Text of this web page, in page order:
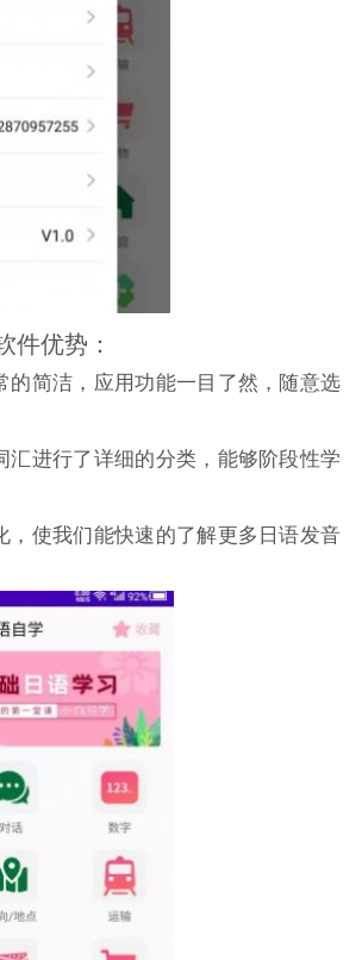
件优势：
的简洁，应用功能一目了然，随意选
汇进行了详细的分类，能够阶段性学
，使我们能快速的了解更多日语发音